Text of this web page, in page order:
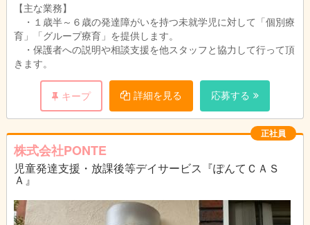
【主な業務】
・１歳半～６歳の発達障がいを持つ未就学児に対して「個別療
育」「グループ療育」を提供します。
・保護者への説明や相談支援を他スタッフと協力して行って頂
きます。
キープ 詳細を見る 応募する
正社員
株式会社PONTE
児童発達支援・放課後等デイサービス『ぽんてＣＡＳ
Ａ』